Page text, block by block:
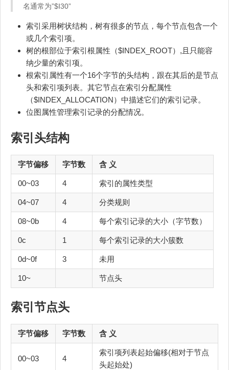
名通常为”$I30”
索引采用树状结构，树有很多的节点，每个节点包含一个
或几个索引项。
树的根部位于索引根属性（$INDEX_ROOT）,且只能容
纳少量的索引项。
根索引属性有一个16个字节的头结构，跟在其后的是节点
头和索引项列表。其它节点在索引分配属性
（$INDEX_ALLOCATION）中描述它们的索引记录。
位图属性管理索引记录的分配情况。
索引头结构
字节偏移 字节数 含 义
00~03 4 索引的属性类型
04~07 4 分类规则
08~0b 4 每个索引记录的大小（字节数）
0c 1 每个索引记录的大小簇数
0d~0f 3 未用
10~ 节点头
索引节点头
字节偏移 字节数 含 义
00~03 4
索引项列表起始偏移(相对于节点
头起始处)